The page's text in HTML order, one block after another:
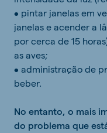
• pintar janelas em
janelas e acender a
por cerca de 15
as aves;
• administração de
beber.
No entanto, o mais
do problema que